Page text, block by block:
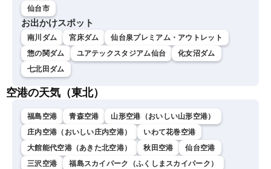
仙台市
お出かけスポット
南川ダム 宮床ダム
仙台泉プレミアム・アウトレット
惣の関ダム
ユアテックスタジアム仙台
化女沼ダム
七北田ダム
空港の天気（東北）
福島空港 青森空港
山形空港（おいしい山形空港）
庄内空港（おいしい庄内空港）
いわて花巻空港
大館能代空港（あきた北空港）
秋田空港
仙台空港
三沢空港
福島スカイパーク（ふくしまスカイパーク）